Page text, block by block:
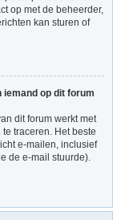
op met de beheerder,
kan sturen of
iemand op dit forum
dit forum werkt met
traceren. Het beste
e-mailen, inclusief
de e-mail stuurde).